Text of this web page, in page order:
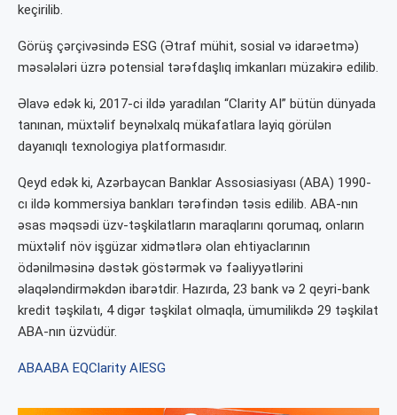
keçirilib.
Görüş çərçivəsində ESG (Ətraf mühit, sosial və idarəetmə)
məsələləri üzrə potensial tərəfdaşlıq imkanları müzakirə edilib.
Əlavə edək ki, 2017-ci ildə yaradılan “Clarity AI” bütün dünyada
tanınan, müxtəlif beynəlxalq mükafatlara layiq görülən
dayanıqlı texnologiya platformasıdır.
Qeyd edək ki, Azərbaycan Banklar Assosiasiyası (ABA) 1990-
cı ildə kommersiya bankları tərəfindən təsis edilib. ABA-nın
əsas məqsədi üzv-təşkilatların maraqlarını qorumaq, onların
müxtəlif növ işgüzar xidmətlərə olan ehtiyaclarının
ödənilməsinə dəstək göstərmək və fəaliyyətlərini
əlaqələndirməkdən ibarətdir. Hazırda, 23 bank və 2 qeyri-bank
kredit təşkilatı, 4 digər təşkilat olmaqla, ümumilikdə 29 təşkilat
ABA-nın üzvüdür.
ABAABA EQClarity AIESG